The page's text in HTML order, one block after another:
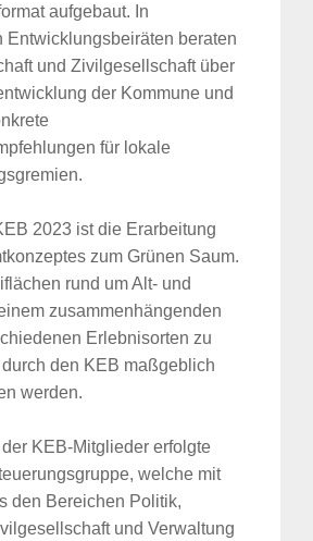
aufgebaut. In
Entwicklungsbeiräten beraten
und Zivilgesellschaft über
der Kommune und
für lokale
2023 ist die Erarbeitung
zum Grünen Saum.
rund um Alt- und
zusammenhängenden
Erlebnisorten zu
den KEB maßgeblich
werden.
KEB-Mitglieder erfolgte
welche mit
den Bereichen Politik,
und Verwaltung